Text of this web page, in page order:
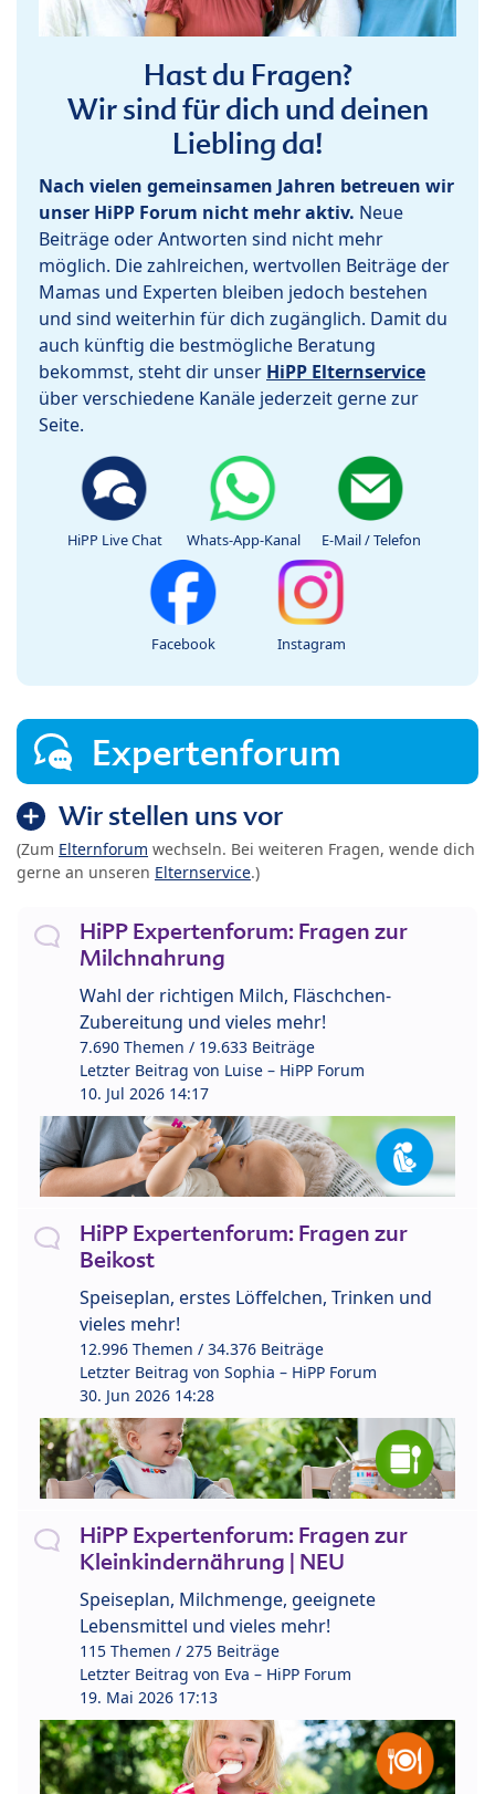
Hast du Fragen?
Wir sind für dich und deinen
Liebling da!
Nach vielen gemeinsamen Jahren betreuen wir
unser HiPP Forum nicht mehr aktiv. Neue
Beiträge oder Antworten sind nicht mehr
möglich. Die zahlreichen, wertvollen Beiträge der
Mamas und Experten bleiben jedoch bestehen
und sind weiterhin für dich zugänglich. Damit du
auch künftig die bestmögliche Beratung
bekommst, steht dir unser HiPP Elternservice
über verschiedene Kanäle jederzeit gerne zur
Seite.
HiPP Live Chat Whats-App-Kanal E-Mail / Telefon
Facebook Instagram
Expertenforum
Wir stellen uns vor
(Zum Elternforum wechseln. Bei weiteren Fragen, wende dich
gerne an unseren Elternservice.)
HiPP Expertenforum: Fragen zur
Milchnahrung
Wahl der richtigen Milch, Fläschchen-
Zubereitung und vieles mehr!
7.690 Themen / 19.633 Beiträge
Letzter Beitrag von Luise – HiPP Forum
10. Jul 2026 14:17
HiPP Expertenforum: Fragen zur
Beikost
Speiseplan, erstes Löffelchen, Trinken und
vieles mehr!
12.996 Themen / 34.376 Beiträge
Letzter Beitrag von Sophia – HiPP Forum
30. Jun 2026 14:28
HiPP Expertenforum: Fragen zur
Kleinkindernährung | NEU
Speiseplan, Milchmenge, geeignete
Lebensmittel und vieles mehr!
115 Themen / 275 Beiträge
Letzter Beitrag von Eva – HiPP Forum
19. Mai 2026 17:13